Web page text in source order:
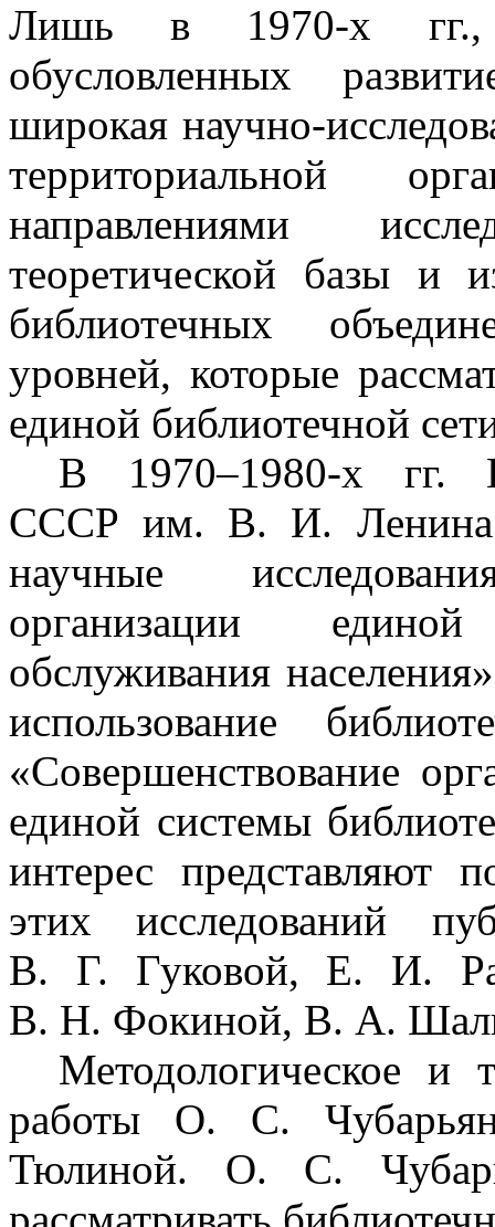
Лишь в 1970-х гг.,
обусловленных
широкая научно-
территориальной
направлениями
теоретической базы и
библиотечных
уровней, которые
единой библиотечной
В 1970–1980-х гг.
СССР им. В. И. Ленина
научные
организации
обслуживания
использование
«Совершенствование
единой системы
интерес представляют
этих исследований
В. Г. Гуковой, Е. И.
В. Н. Фокиной, В. А.
Методологическое и
работы О.
С.
Тюлиной. О.
С.